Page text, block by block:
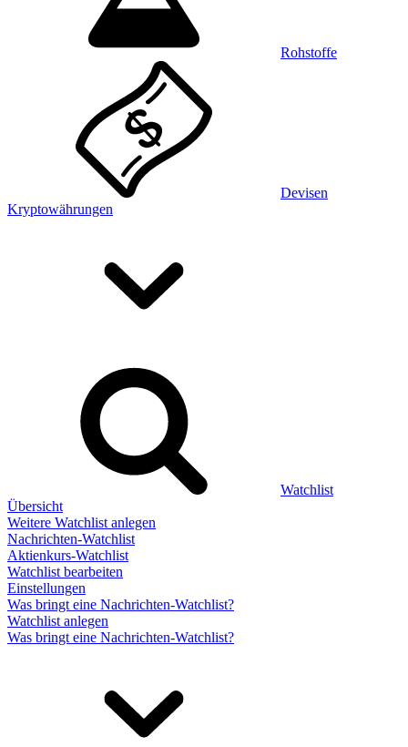
Rohstoffe
Devisen
Kryptowährungen
Watchlist
Übersicht
Weitere Watchlist anlegen
Nachrichten-Watchlist
Aktienkurs-Watchlist
Watchlist bearbeiten
Einstellungen
Was bringt eine Nachrichten-Watchlist?
Watchlist anlegen
Was bringt eine Nachrichten-Watchlist?